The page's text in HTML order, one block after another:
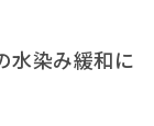
水染み緩和に